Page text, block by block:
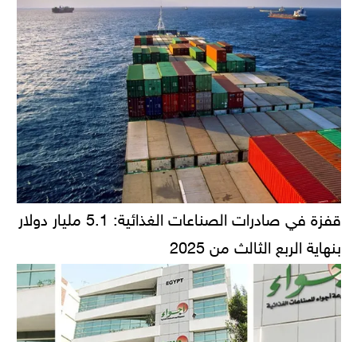
قفزة في صادرات الصناعات الغذائية: 5.1 مليار دولار
بنهاية الربع الثالث من 2025